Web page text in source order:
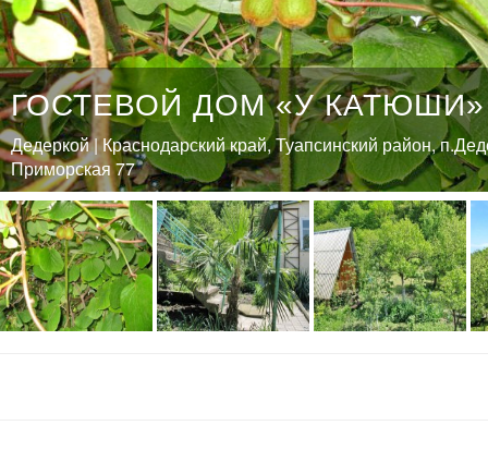
ГОСТЕВОЙ ДОМ «У КАТЮШИ»
Дедеркой | Краснодарский край, Туапсинский район,
Приморская 77